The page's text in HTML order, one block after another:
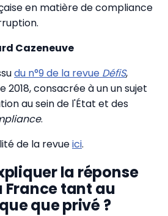
en matière de compliance
Cazeneuve
du n°9 de la revue DéfiS,
consacrée à un un sujet
au sein de l'État et des
.
de la revueici.
la réponse
France tant au
que privé ?